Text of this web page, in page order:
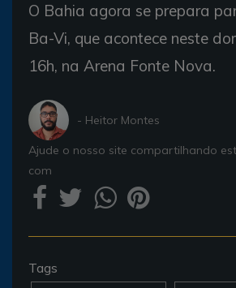
O Bahia agora se prepara
Ba-Vi, que acontece neste
16h, na Arena Fonte Nova.
- Heitor Montes
Ajude o nosso site compartilhando
com
Tags